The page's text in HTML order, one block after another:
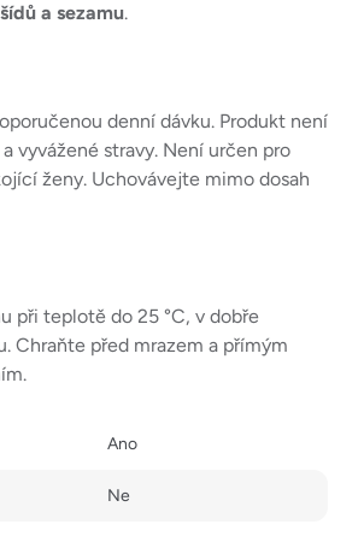
a sezamu.
denní dávku. Produkt není
vyvážené stravy. Není určen pro
ženy. Uchovávejte mimo dosah
při teplotě do 25 °C, v dobře
Chraňte před mrazem a přímým
Ano
Ne